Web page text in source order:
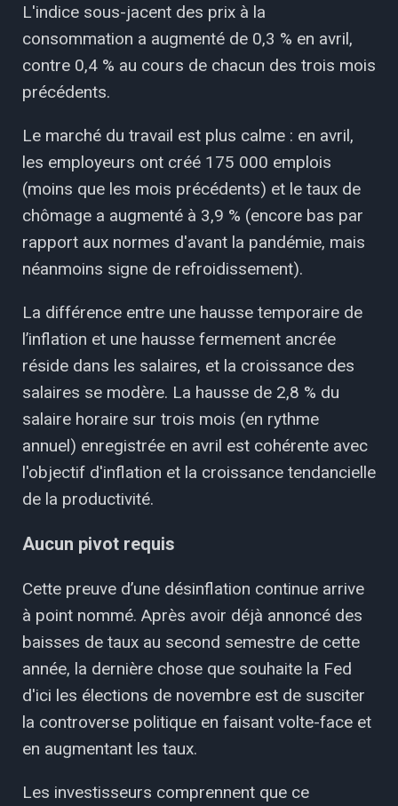
L'indice sous-jacent des prix à la
consommation a augmenté de 0,3 % en avril,
contre 0,4 % au cours de chacun des trois mois
précédents.
Le marché du travail est plus calme : en avril,
les employeurs ont créé 175 000 emplois
(moins que les mois précédents) et le taux de
chômage a augmenté à 3,9 % (encore bas par
rapport aux normes d'avant la pandémie, mais
néanmoins signe de refroidissement).
La différence entre une hausse temporaire de
l’inflation et une hausse fermement ancrée
réside dans les salaires, et la croissance des
salaires se modère. La hausse de 2,8 % du
salaire horaire sur trois mois (en rythme
annuel) enregistrée en avril est cohérente avec
l'objectif d'inflation et la croissance tendancielle
de la productivité.
Aucun pivot requis
Cette preuve d’une désinflation continue arrive
à point nommé. Après avoir déjà annoncé des
baisses de taux au second semestre de cette
année, la dernière chose que souhaite la Fed
d'ici les élections de novembre est de susciter
la controverse politique en faisant volte-face et
en augmentant les taux.
Les investisseurs comprennent que ce